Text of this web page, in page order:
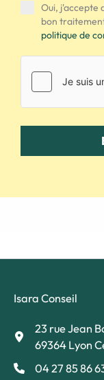
Oui, j'accepte
bon
politique de
Isara Conseil
23 rue Jean
69364 Lyon
04 27 85 86